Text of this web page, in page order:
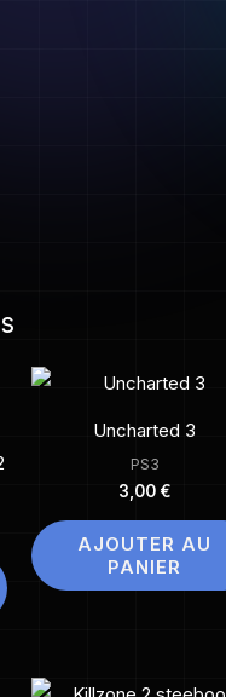
Uncharted 3
PS3
3,00 €
AJOUTER AU
PANIER